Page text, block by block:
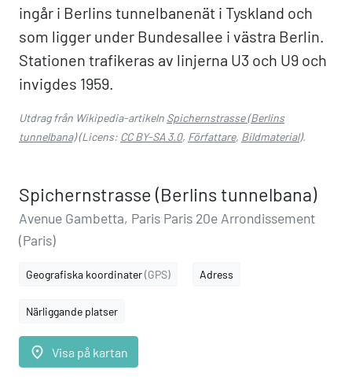
ingår i Berlins tunnelbanenät i Tyskland och
som ligger under Bundesallee i västra Berlin.
Stationen trafikeras av linjerna U3 och U9 och
invigdes 1959.
Utdrag från Wikipedia-artikeln Spichernstrasse (Berlins
tunnelbana)(Licens: CC BY-SA 3.0, Författare, Bildmaterial).
Spichernstrasse (Berlins tunnelbana)
Avenue Gambetta, Paris Paris 20e Arrondissement
(Paris)
Geografiska koordinater(GPS) Adress
Närliggande platser
place Visa på kartan